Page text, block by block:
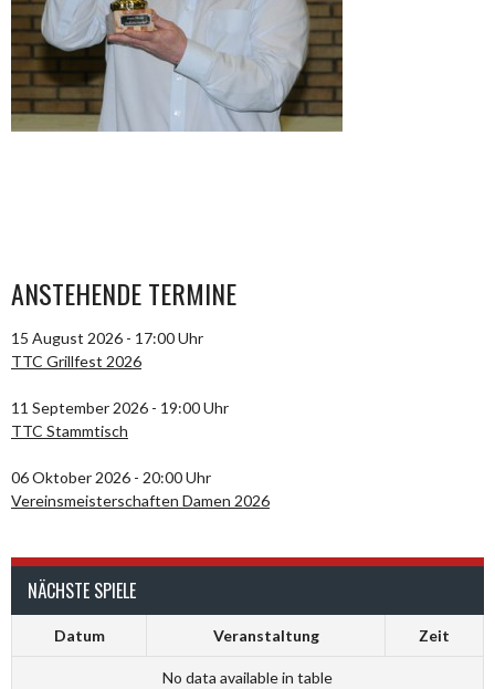
ANSTEHENDE TERMINE
15 August 2026 - 17:00 Uhr
TTC Grillfest 2026
11 September 2026 - 19:00 Uhr
TTC Stammtisch
06 Oktober 2026 - 20:00 Uhr
Vereinsmeisterschaften Damen 2026
NÄCHSTE SPIELE
Datum Veranstaltung Zeit
No data available in table